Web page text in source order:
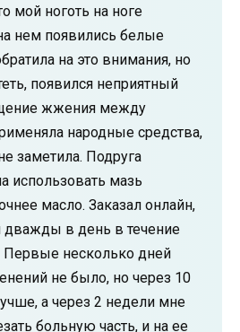
мой ноготь на ноге
нем появились белые
на это внимания, но
появился неприятный
жжения между
народные средства,
заметила. Подруга
использовать мазь
масло. Заказал онлайн,
дважды в день в течение
Первые несколько дней
не было, но через 10
а через 2 недели мне
больную часть, и на ее